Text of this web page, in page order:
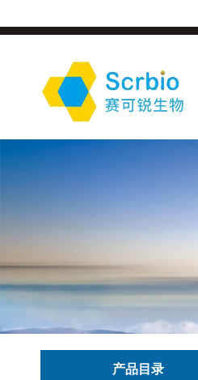
产品目录